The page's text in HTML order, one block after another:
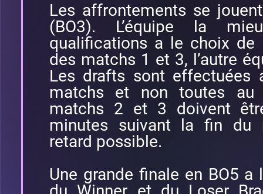
Les affrontements se
(BO3). L’équipe la
qualifications a le choix
des matchs 1 et 3, l’autre
Les drafts sont
matchs et non toutes
matchs 2 et 3 doivent
minutes suivant la fin du
retard possible.
Une grande finale en BO5